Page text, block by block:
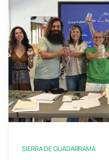
SIERRA DE GUADARRAMA